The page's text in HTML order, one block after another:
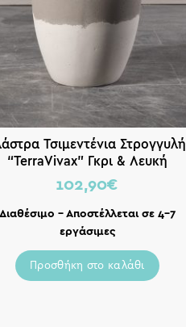
Τσιμεντένια Στρογγυλή
“TerraVivax” Γκρι & Λευκή
40x40x40εκ.
102,90€
Διαθέσιμο – Αποστέλλεται σε 4-7
εργάσιμες
Προσθήκη στο καλάθι